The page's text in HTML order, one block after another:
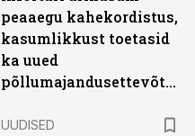
peaaegu kahekordistus,
kasumlikkust toetasid
ka uued
põllumajandusettevõtted
UUDISED